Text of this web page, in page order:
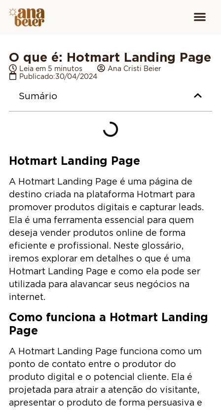
O que é: Hotmart Landing Page
Leia em 5 minutos
Ana Cristi Beier
Publicado:30/04/2024
Sumário
Hotmart Landing Page
A Hotmart Landing Page é uma página de
destino criada na plataforma Hotmart para
promover produtos digitais e capturar leads.
Ela é uma ferramenta essencial para quem
deseja vender produtos online de forma
eficiente e profissional. Neste glossário,
iremos explorar em detalhes o que é uma
Hotmart Landing Page e como ela pode ser
utilizada para alavancar seus negócios na
internet.
Como funciona a Hotmart Landing
Page
A Hotmart Landing Page funciona como um
ponto de contato entre o produtor do
produto digital e o potencial cliente. Ela é
projetada para atrair a atenção do visitante,
apresentar o produto de forma persuasiva e